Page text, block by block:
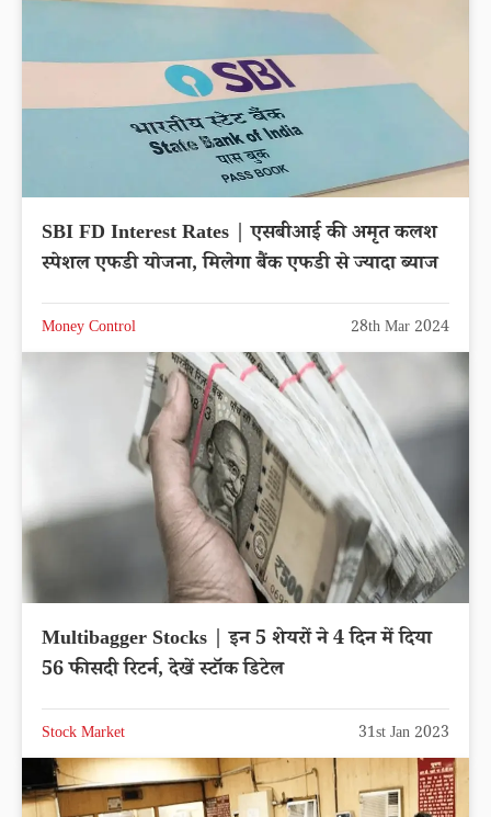
SBI FD Interest Rates | एसबीआई की अमृत कलश
स्पेशल एफडी योजना, मिलेगा बैंक एफडी से ज्यादा ब्याज
Money Control 28th Mar 2024
Multibagger Stocks | इन 5 शेयरों ने 4 दिन में दिया
56 फीसदी रिटर्न, देखें स्टॉक डिटेल
Stock Market 31st Jan 2023